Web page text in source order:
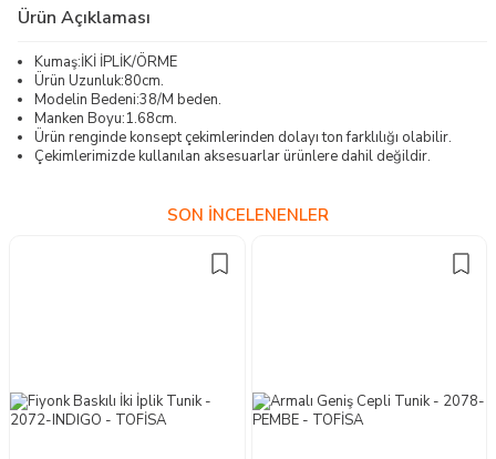
Ürün Açıklaması
Kumaş:İKİ İPLİK/ÖRME
Ürün Uzunluk:80cm.
Modelin Bedeni:38/M beden.
Manken Boyu:1.68cm.
Ürün renginde konsept çekimlerinden dolayı ton farklılığı olabilir.
Çekimlerimizde kullanılan aksesuarlar ürünlere dahil değildir.
SON İNCELENENLER